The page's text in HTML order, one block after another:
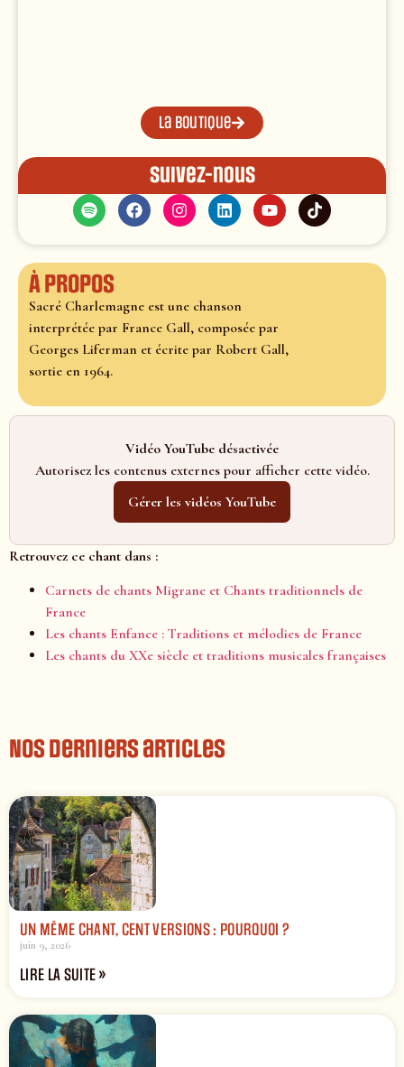
La boutique
Suivez-nous
À propos
Sacré Charlemagne est une chanson
interprétée par France Gall, composée par
Georges Liferman et écrite par Robert Gall,
sortie en 1964.
Vidéo YouTube désactivée
Autorisez les contenus externes pour afficher cette vidéo.
Gérer les vidéos YouTube
Retrouvez ce chant dans :
Carnets de chants Migrane et Chants traditionnels de
France
Les chants Enfance : Traditions et mélodies de France
Les chants du XXe siècle et traditions musicales françaises
Nos derniers articles
UN MÊME CHANT, CENT VERSIONS : POURQUOI ?
juin 9, 2026
LIRE LA SUITE »